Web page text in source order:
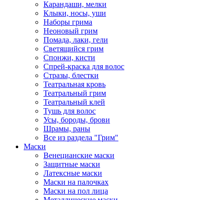
Карандаши, мелки
Клыки, носы, уши
Наборы грима
Неоновый грим
Помада, лаки, гели
Светящийся грим
Спонжи, кисти
Спрей-краска для волос
Стразы, блестки
Театральная кровь
Театральный грим
Театральный клей
Тушь для волос
Усы, бороды, брови
Шрамы, раны
Все из раздела "Грим"
Маски
Венецианские маски
Защитные маски
Латексные маски
Маски на палочках
Маски на пол лица